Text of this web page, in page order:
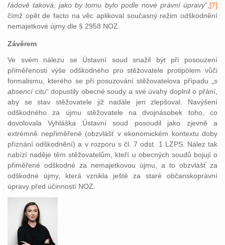
řádově taková, jako by tomu bylo podle nové právní úpravy“, [7]
čímž opět de facto na věc aplikoval současný režim odškodnění
nemajetkové újmy dle § 2958 NOZ.
Závěrem
Ve svém nálezu se Ústavní soud snažil být při posouzení
přiměřenosti výše odškodného pro stěžovatele protipólem vůči
formalismu, kterého se při posuzování stěžovatelova případu „ s
absencí citu“ dopustily obecné soudy a své úvahy doplnil o přání,
aby se stav stěžovatele již nadále jen zlepšoval. Navýšení
odškodného za újmu stěžovatele na dvojnásobek toho, co
dovolovala Vyhláška Ústavní soud posoudil jako zjevně a
extrémně nepřiměřené (obzvlášť v ekonomickém kontextu doby
přiznání odškodnění) a v rozporu s čl. 7 odst. 1 LZPS. Nález tak
nabízí naděje těm stěžovatelům, kteří u obecných soudů bojují o
přiměřené odškodné za nemajetkovou újmu, a to obzvlášť za
odškodné újmy, která vznikla ještě za staré občanskoprávní
úpravy před účinností NOZ.